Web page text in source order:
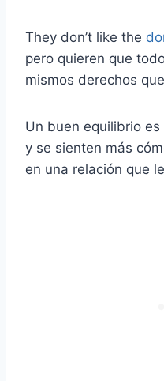
They don’t like the
pero quieren que
mismos derechos
Un buen equilibrio
y se sienten más
en una relación que